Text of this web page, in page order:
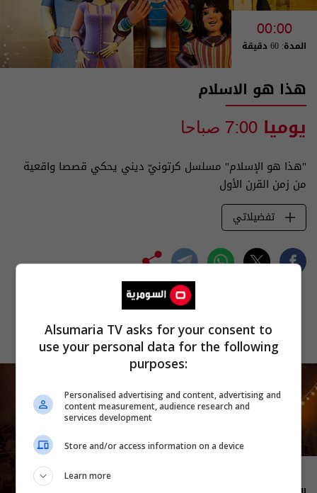
00:00
المدة: 60 دقيقة
هذا هو الاسلام
يوميا 7:00 صباحا
"هذا هو الإسلام" مسلسل كرتونيّ ديني يحكي قصصا واقعية
من زمن القرن الأول
تفضيلاتي
Alsumaria TV asks for your consent to
use your personal data for the following
purposes:
Personalised advertising and content, advertising and
content measurement, audience research and
services development
Store and/or access information on a device
Learn more